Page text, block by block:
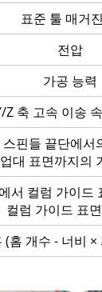
표준 툴 매거
전압
가공 능력
Z 축 고속 이송
스핀들 끝단에서
대 표면까지의
서 컬럼 가이드
컬럼 가이드 표
(홈 개수 - 너비